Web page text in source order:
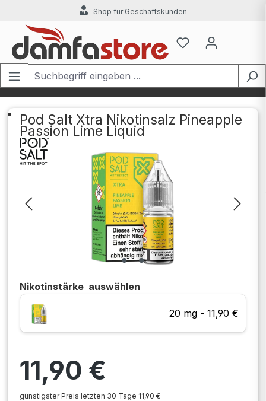
Zum Hauptinhalt springenShop für Geschäftskunden
Pod Salt Xtra Nikotinsalz Pineapple
Passion Lime Liquid
Bildergalerie überspringen
Nikotinstärke auswählen
20 mg - 11,90 €
11,90 €
günstigster Preis letzten 30 Tage 11,90 €